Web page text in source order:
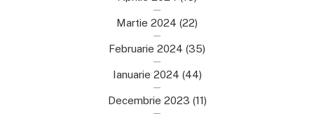
Martie 2024 (22)
Februarie 2024 (35)
Ianuarie 2024 (44)
Decembrie 2023 (11)